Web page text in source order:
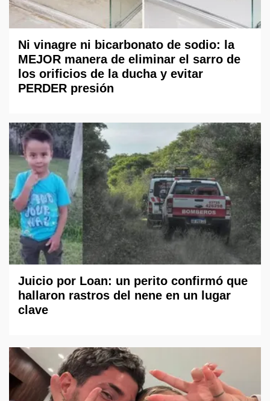
Ni vinagre ni bicarbonato de sodio: la
MEJOR manera de eliminar el sarro de
los orificios de la ducha y evitar
PERDER presión
Juicio por Loan: un perito confirmó que
hallaron rastros del nene en un lugar
clave